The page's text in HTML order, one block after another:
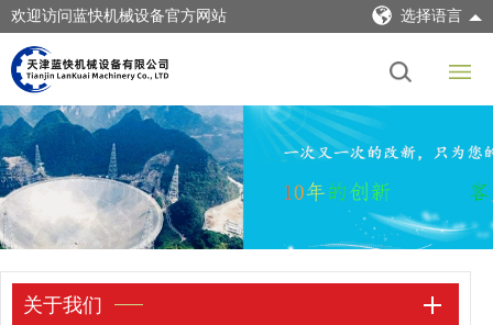
欢迎访问蓝快机械设备官方网站 选择语言
关于我们